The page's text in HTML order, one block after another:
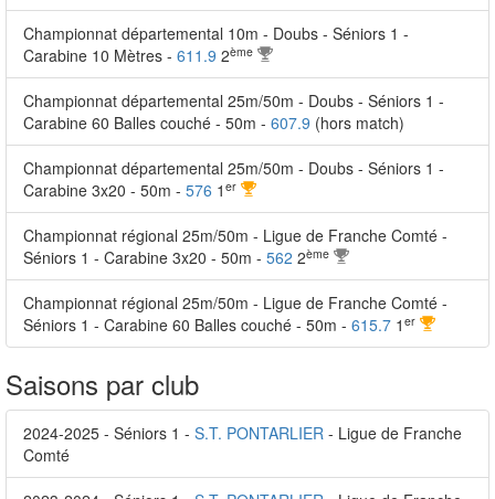
Championnat départemental 10m - Doubs - Séniors 1 -
Carabine 10 Mètres - 611.9 2ème
Championnat départemental 25m/50m - Doubs - Séniors 1 -
Carabine 60 Balles couché - 50m - 607.9 (hors match)
Championnat départemental 25m/50m - Doubs - Séniors 1 -
Carabine 3x20 - 50m - 576 1 er
Championnat régional 25m/50m - Ligue de Franche Comté -
Séniors 1 - Carabine 3x20 - 50m - 562 2ème
Championnat régional 25m/50m - Ligue de Franche Comté -
Séniors 1 - Carabine 60 Balles couché - 50m - 615.7 1 er
Saisons par club
2024-2025 - Séniors 1 - S.T. PONTARLIER - Ligue de Franche
Comté